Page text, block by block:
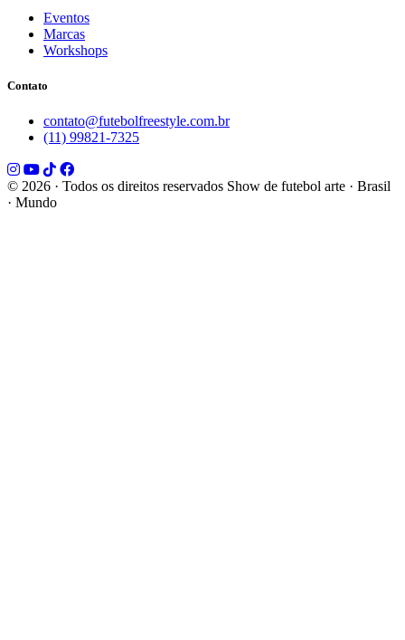
Eventos
Marcas
Workshops
Contato
contato@futebolfreestyle.com.br
(11) 99821-7325
© 2026 · Todos os direitos reservados Show de futebol arte · Brasil
· Mundo